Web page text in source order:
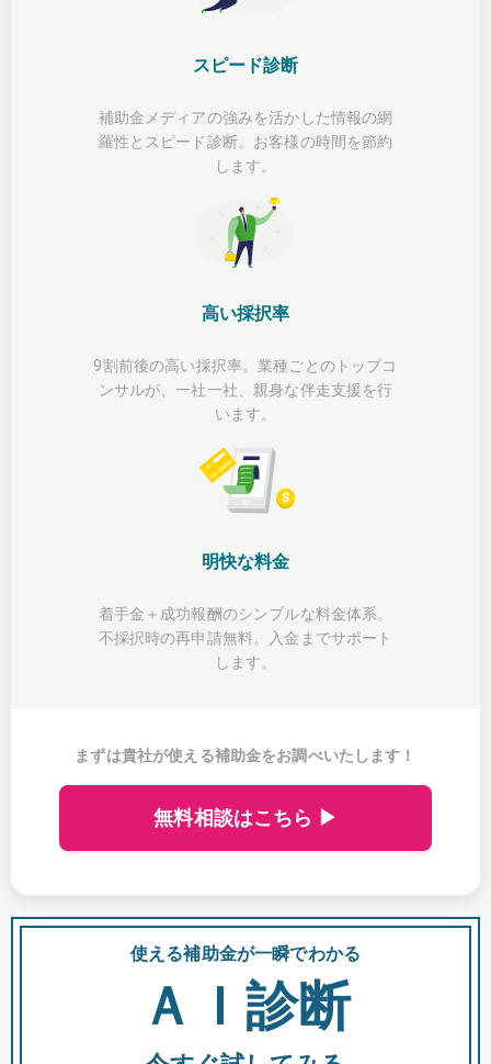
スピード診断
補助金メディアの強みを活かした情報の網
羅性とスピード診断。お客様の時間を節約
します。
高い採択率
9割前後の高い採択率。業種ごとのトップコ
ンサルが、一社一社、親身な伴走支援を行
います。
明快な料金
着手金＋成功報酬のシンプルな料金体系。
不採択時の再申請無料。入金までサポート
します。
まずは貴社が使える補助金をお調べいたします！
無料相談はこちら ▶
使える補助金が一瞬でわかる
ＡＩ診断